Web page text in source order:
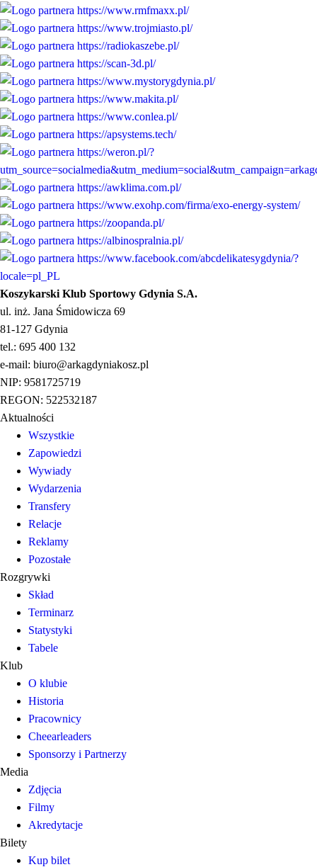
Koszykarski Klub Sportowy Gdynia S.A.
ul. inż. Jana Śmidowicza 69
81-127 Gdynia
tel.: 695 400 132
e-mail: biuro@arkagdyniakosz.pl
NIP: 9581725719
REGON: 522532187
Aktualności
Wszystkie
Zapowiedzi
Wywiady
Wydarzenia
Transfery
Relacje
Reklamy
Pozostałe
Rozgrywki
Skład
Terminarz
Statystyki
Tabele
Klub
O klubie
Historia
Pracownicy
Cheearleaders
Sponsorzy i Partnerzy
Media
Zdjęcia
Filmy
Akredytacje
Bilety
Kup bilet